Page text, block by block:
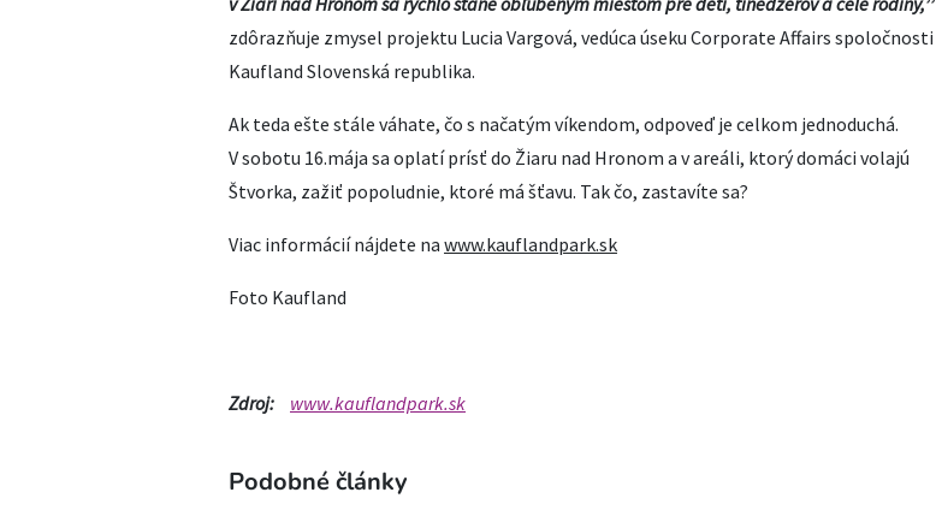
zdôrazňuje zmysel projektu Lucia Vargová, vedúca úseku Corporate Affairs spoločnosti
Kaufland Slovenská republika.
Ak teda ešte stále váhate, čo s načatým víkendom, odpoveď je celkom jednoduchá.
V sobotu 16.mája sa oplatí prísť do Žiaru nad Hronom a v areáli, ktorý domáci volajú
Štvorka, zažiť popoludnie, ktoré má šťavu. Tak čo, zastavíte sa?
Viac informácií nájdete na www.kauflandpark.sk
Foto Kaufland
Zdroj: www.kauflandpark.sk
Podobné články